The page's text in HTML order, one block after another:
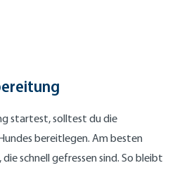
startest, solltest du die
bereitlegen. Am besten
, die schnell gefressen sind. So bleibt